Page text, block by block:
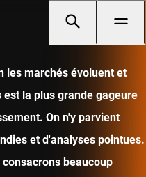
les marchés évoluent et
la plus grande gageure
On n'y parvient
et d'analyses pointues.
beaucoup